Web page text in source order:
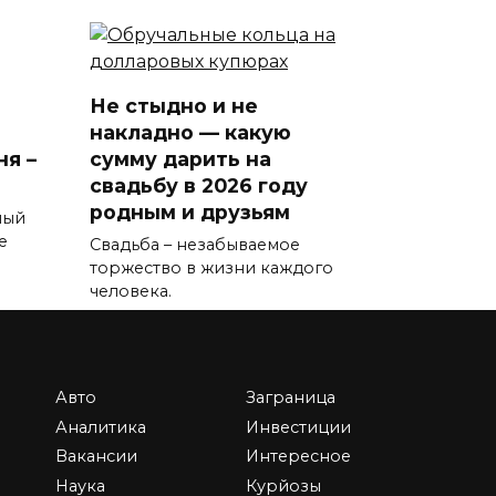
–
Не стыдно и не
накладно — какую
сумму дарить на
свадьбу в 2026 году
родным и друзьям
Свадьба – незабываемое
торжество в жизни каждого
человека.
Какой должна быть
Авто
Аналитика
Вакансии
Наука
Заграница
Инвестиции
Интересное
Курйозы